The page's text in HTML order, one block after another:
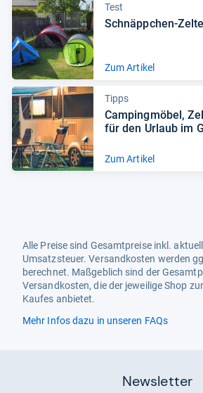
Test
Schnäpp­chen-​
Zum Artikel
Tipps
Cam­ping­mö­bel,
für den Urlaub im
Zum Artikel
Alle Preise sind Gesamtpreise inkl.
Umsatzsteuer. Versandkosten werden
berechnet. Maßgeblich sind der
Versandkosten, die der jeweilige Shop
Kaufes anbietet.
Mehr Infos dazu in unseren FAQs
Newsletter